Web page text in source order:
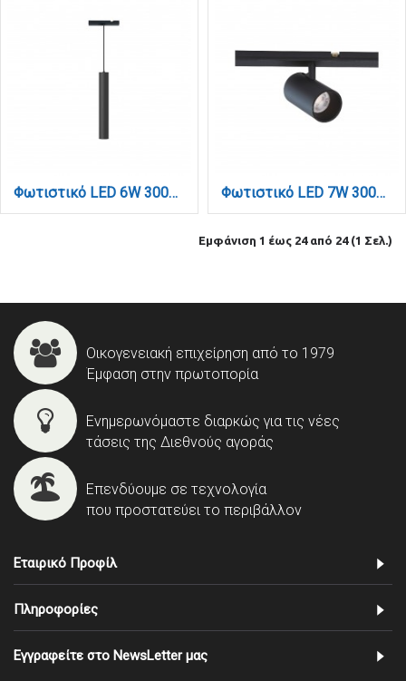
Φωτιστικό LED 6W 3000K για μαγνητική Mini ράγα σε μαύρη απόχρωση D:30cm (TMM0101-Black) Φωτιστικό LED 7W 3000K για μαγνητική Mini ράγα σε μαύρη απόχρωση D:3,5cmx8,7cm (TMM0071-Black)
Εμφάνιση 1 έως 24 από 24 (1 Σελ.)
Οικογενειακή επιχείρηση από το 1979
Έμφαση στην πρωτοπορία
Ενημερωνόμαστε διαρκώς για τις νέες
τάσεις της Διεθνούς αγοράς
Επενδύουμε σε τεχνολογία
που προστατεύει το περιβάλλον
Εταιρικό Προφίλ
Πληροφορίες
Εγγραφείτε στο NewsLetter μας